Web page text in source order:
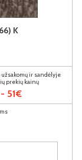
K
ir sandėlyje
prekių kainų
- 51€